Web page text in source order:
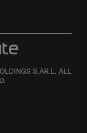
S.ÀR.L. ALL